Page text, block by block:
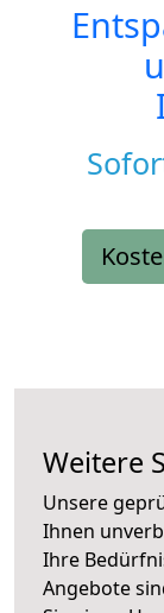
Weitere
Unsere
Ihnen
Ihre
Angebote